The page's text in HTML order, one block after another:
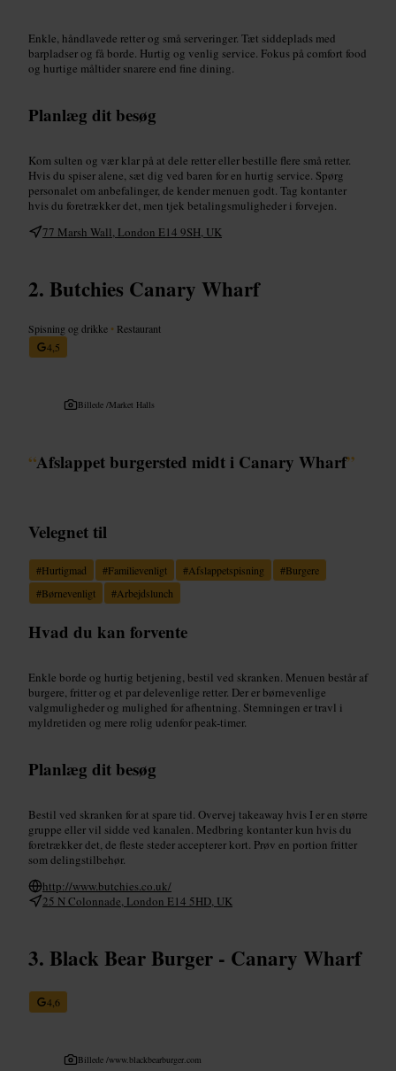
Enkle, håndlavede retter og små serveringer. Tæt siddeplads med
barpladser og få borde. Hurtig og venlig service. Fokus på comfort food
og hurtige måltider snarere end fine dining.
Planlæg dit besøg
Kom sulten og vær klar på at dele retter eller bestille flere små retter.
Hvis du spiser alene, sæt dig ved baren for en hurtig service. Spørg
personalet om anbefalinger, de kender menuen godt. Tag kontanter
hvis du foretrækker det, men tjek betalingsmuligheder i forvejen.
77 Marsh Wall, London E14 9SH, UK
Butchies Canary Wharf
Spisning og drikke • Restaurant
4,5
Billede /Market Halls
“Afslappet burgersted midt i Canary Wharf”
Velegnet til
#Hurtigmad #Familievenligt #Afslappetspisning #Burgere
#Børnevenligt #Arbejdslunch
Hvad du kan forvente
Enkle borde og hurtig betjening, bestil ved skranken. Menuen består af
burgere, fritter og et par delevenlige retter. Der er børnevenlige
valgmuligheder og mulighed for afhentning. Stemningen er travl i
myldretiden og mere rolig udenfor peak-timer.
Planlæg dit besøg
Bestil ved skranken for at spare tid. Overvej takeaway hvis I er en større
gruppe eller vil sidde ved kanalen. Medbring kontanter kun hvis du
foretrækker det, de fleste steder accepterer kort. Prøv en portion fritter
som delingstilbehør.
http://www.butchies.co.uk/
25 N Colonnade, London E14 5HD, UK
Black Bear Burger - Canary Wharf
4,6
Billede /www.blackbearburger.com